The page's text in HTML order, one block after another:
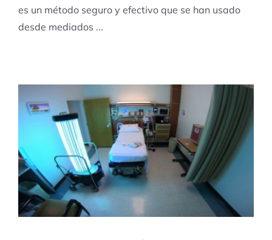
es un método seguro y efectivo que se han usado
desde mediados ...